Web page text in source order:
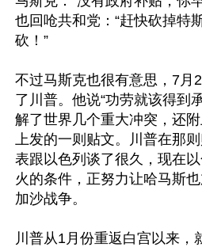
也回呛共和党：“赶快砍掉特
砍！”
不过马斯克也很有意思，7月
了川普。他说“功劳就该得到
解了世界几个重大冲突，还
上发的一则贴文。川普在那
表跟以色列谈了很久，现在
火的条件，正努力让哈马斯
加沙战争。
川普从1月份重返白宫以来，